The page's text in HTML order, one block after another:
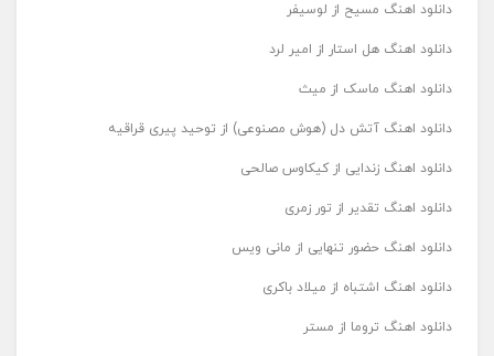
دانلود اهنگ مسیح از لوسیفر
دانلود اهنگ هل استار از امیر لرد
دانلود اهنگ ماسک از میث
دانلود اهنگ آتش دل (هوش مصنوعی) از توحید پیری قراقیه
دانلود اهنگ زندایی از کیکاوس صالحی
دانلود اهنگ تقدیر از تور زمری
دانلود اهنگ حضور تنهایی از مانی ویس
دانلود اهنگ اشتباه از میلاد باکری
دانلود اهنگ تروما از مستر